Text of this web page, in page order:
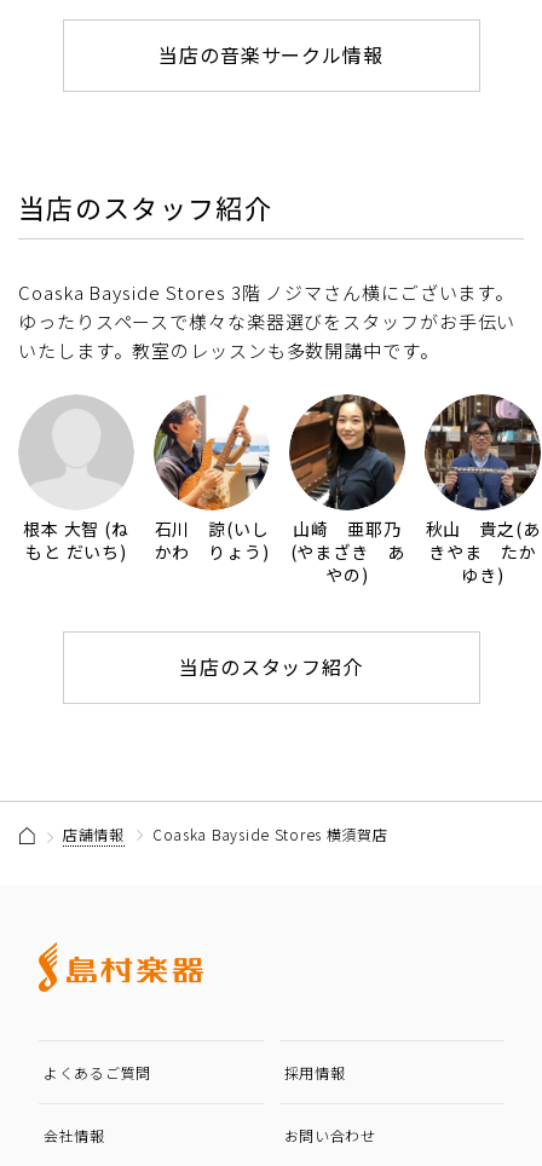
当店の音楽サークル情報
当店のスタッフ紹介
Coaska Bayside Stores 3階 ノジマさん横にございます。
ゆったりスペースで様々な楽器選びをスタッフがお手伝い
いたします。教室のレッスンも多数開講中です。
根本 大智 (ね
もと だいち)
石川 諒(いし
かわ りょう)
山崎 亜耶乃
(やまざき あ
やの)
秋山 貴之(あ
きやま たか
ゆき)
当店のスタッフ紹介
店舗情報 Coaska Bayside Stores 横須賀店
よくあるご質問 採用情報
会社情報 お問い合わせ